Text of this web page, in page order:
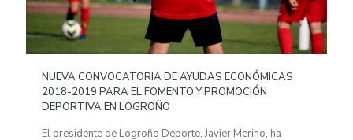
NUEVA CONVOCATORIA DE AYUDAS ECONÓMICAS
2018-2019 PARA EL FOMENTO Y PROMOCIÓN
DEPORTIVA EN LOGROÑO
El presidente de Logroño Deporte, Javier Merino, ha